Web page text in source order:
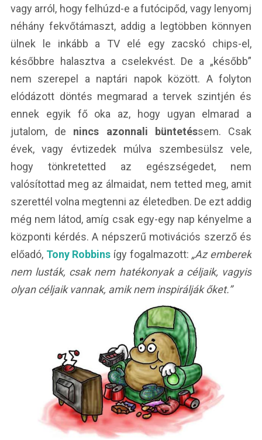
vagy arról, hogy felhúzd-e a futócipőd, vagy lenyomj
néhány fekvőtámaszt, addig a legtöbben könnyen
ülnek le inkább a TV elé egy zacskó chips-el,
későbbre halasztva a cselekvést. De a „később”
nem szerepel a naptári napok között. A folyton
elódázott döntés megmarad a tervek szintjén és
ennek egyik fő oka az, hogy ugyan elmarad a
jutalom, de nincs azonnali büntetéssem. Csak
évek, vagy évtizedek múlva szembesülsz vele,
hogy tönkretetted az egészségedet, nem
valósítottad meg az álmaidat, nem tetted meg, amit
szerettél volna megtenni az életedben. De ezt addig
még nem látod, amíg csak egy-egy nap kényelme a
központi kérdés. A népszerű motivációs szerző és
előadó, Tony Robbins így fogalmazott: „Az emberek
nem lusták, csak nem hatékonyak a céljaik, vagyis
olyan céljaik vannak, amik nem inspirálják őket.”